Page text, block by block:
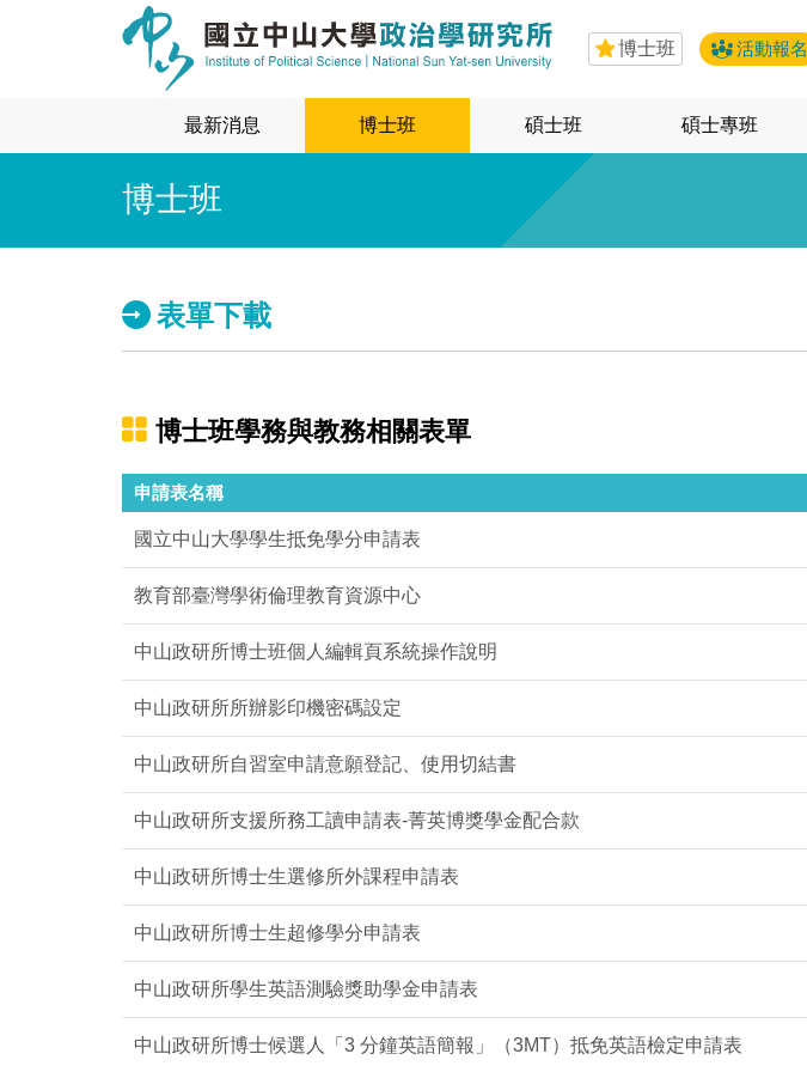
博士班 活動報名
最新消息 博士班 碩士班 碩士專班
博士班
表單下載
博士班學務與教務相關表單
申請表名稱
國立中山大學學生抵免學分申請表
教育部臺灣學術倫理教育資源中心
中山政研所博士班個人編輯頁系統操作說明
中山政研所所辦影印機密碼設定
中山政研所自習室申請意願登記、使用切結書
中山政研所支援所務工讀申請表-菁英博獎學金配合款
中山政研所博士生選修所外課程申請表
中山政研所博士生超修學分申請表
中山政研所學生英語測驗獎助學金申請表
中山政研所博士候選人「3 分鐘英語簡報」（3MT）抵免英語檢定申請表